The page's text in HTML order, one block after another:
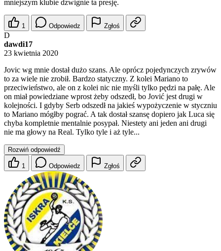
mniejszym klubie dzwignie ta presję.
1 Odpowiedz Zgłoś
D
dawdi17
23 kwietnia 2020
Jovic wg mnie dostał dużo szans. Ale oprócz pojedynczych zrywów
to za wiele nie zrobił. Bardzo statyczny. Z kolei Mariano to
przeciwieństwo, ale on z kolei nic nie myśli tylko pędzi na pałę. Ale
on miał powiedziane wprost żeby odszedł, bo Jović jest drugi w
kolejności. I gdyby Serb odszedł na jakieś wypożyczenie w styczniu
to Mariano mógłby pograć. A tak dostał szansę dopiero jak Luca się
chyba kompletnie mentalnie posypał. Niestety ani jeden ani drugi
nie ma głowy na Real. Tylko tyle i aż tyle...
Rozwiń odpowiedź
1 Odpowiedz Zgłoś